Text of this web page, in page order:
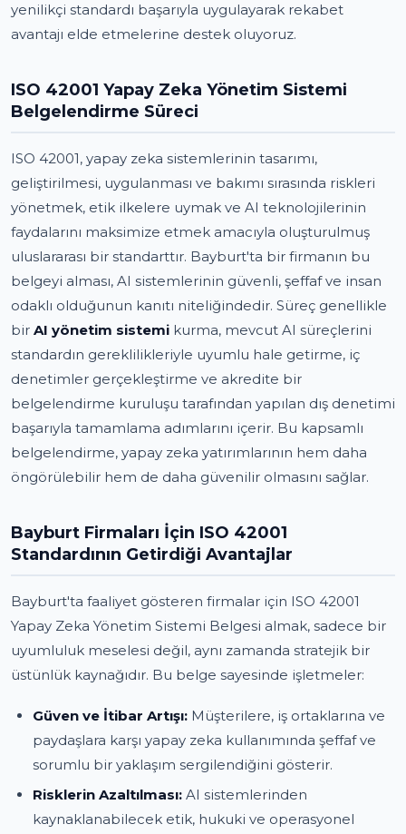
yenilikçi standardı başarıyla uygulayarak rekabet
avantajı elde etmelerine destek oluyoruz.
ISO 42001 Yapay Zeka Yönetim Sistemi
Belgelendirme Süreci
ISO 42001, yapay zeka sistemlerinin tasarımı,
geliştirilmesi, uygulanması ve bakımı sırasında riskleri
yönetmek, etik ilkelere uymak ve AI teknolojilerinin
faydalarını maksimize etmek amacıyla oluşturulmuş
uluslararası bir standarttır. Bayburt'ta bir firmanın bu
belgeyi alması, AI sistemlerinin güvenli, şeffaf ve insan
odaklı olduğunun kanıtı niteliğindedir. Süreç genellikle
bir AI yönetim sistemi kurma, mevcut AI süreçlerini
standardın gereklilikleriyle uyumlu hale getirme, iç
denetimler gerçekleştirme ve akredite bir
belgelendirme kuruluşu tarafından yapılan dış denetimi
başarıyla tamamlama adımlarını içerir. Bu kapsamlı
belgelendirme, yapay zeka yatırımlarının hem daha
öngörülebilir hem de daha güvenilir olmasını sağlar.
Bayburt Firmaları İçin ISO 42001
Standardının Getirdiği Avantajlar
Bayburt'ta faaliyet gösteren firmalar için ISO 42001
Yapay Zeka Yönetim Sistemi Belgesi almak, sadece bir
uyumluluk meselesi değil, aynı zamanda stratejik bir
üstünlük kaynağıdır. Bu belge sayesinde işletmeler:
Güven ve İtibar Artışı: Müşterilere, iş ortaklarına ve
paydaşlara karşı yapay zeka kullanımında şeffaf ve
sorumlu bir yaklaşım sergilendiğini gösterir.
Risklerin Azaltılması: AI sistemlerinden
kaynaklanabilecek etik, hukuki ve operasyonel